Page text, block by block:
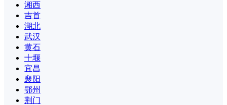
湘西
吉首
湖北
武汉
黄石
十堰
宜昌
襄阳
鄂州
荆门